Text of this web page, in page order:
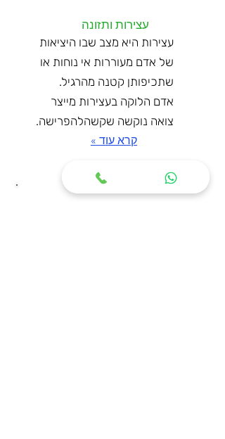
עצירות ותזונה
עצירות היא מצב שבו היציאות
של אדם מעוררות אי נוחות או
שתכיפותן קטנה מהרגיל.
אדם הלוקה בעצירות מייצר
צואה נוקשה שקשהלהפרישה.
קרא עוד »